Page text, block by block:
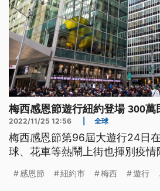
梅西感恩節遊行紐約登場 300萬
2022/11/25 12:56 全球
梅西感恩節第96屆大遊行24日
球、花車等熱鬧上街也揮別疫情
感恩節 紐約市 梅西 遊行